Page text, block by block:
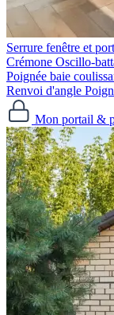
Serrure fenêtre et
Crémone Oscillo-
Poignée baie
Renvoi d'angle
Mon portail &